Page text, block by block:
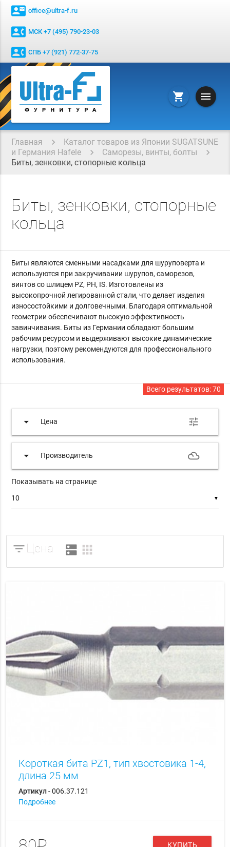
contact_mail office@ultra-f.ru
contact_phone МСК +7 (495) 790-23-03
contact_phone СПБ +7 (921) 772-37-75
shopping_cart menu
Главная
Каталог товаров из Японии SUGATSUNE
и Германия Hafele
Саморезы, винты, болты
Биты, зенковки, стопорные кольца
Биты, зенковки, стопорные
кольца
Биты являются сменными насадками для шуруповерта и
используются при закручивании шурупов, саморезов,
винтов со шлицем PZ, PН, IS. Изготовлены из
высокопрочной легированной стали, что делает изделия
износостойкими и долговечными. Благодаря оптимальной
геометрии обеспечивают высокую эффективность
завинчивания. Биты из Германии обладают большим
рабочим ресурсом и выдерживают высокие динамические
нагрузки, поэтому рекомендуются для профессионального
использования.
Всего результатов:70
arrow_drop_down Цена tune
arrow_drop_down Производитель filter_drama
Показывать на странице
▼
filter_list Цена dns apps
Короткая бита PZ1, тип хвостовика 1-4,
длина 25 мм
Артикул- 006.37.121
Подробнее
КУПИТЬ